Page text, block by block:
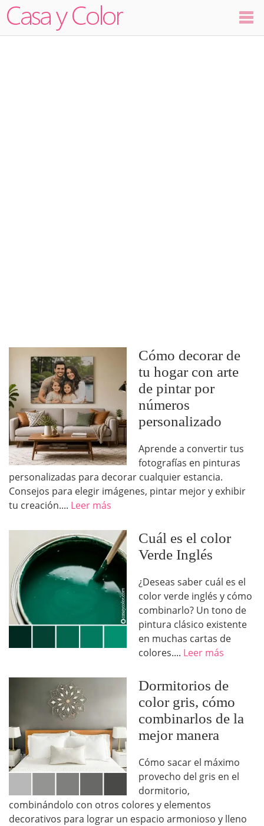
Cómo decorar de
tu hogar con arte
de pintar por
números
personalizado
Aprende a convertir tus
fotografías en pinturas
personalizadas para decorar cualquier estancia.
Consejos para elegir imágenes, pintar mejor y exhibir
tu creación.... Leer más
Cuál es el color
Verde Inglés
¿Deseas saber cuál es el
color verde inglés y cómo
combinarlo? Un tono de
pintura clásico existente
en muchas cartas de
colores.... Leer más
Dormitorios de
color gris, cómo
combinarlos de la
mejor manera
Cómo sacar el máximo
provecho del gris en el
dormitorio,
combinándolo con otros colores y elementos
decorativos para lograr un espacio armonioso y lleno